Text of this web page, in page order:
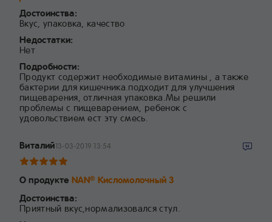
Достоинства:
Вкус, упаковка, качество
Недостатки:
Нет
Подробности:
Продукт содержит необходимые витамины , а также
бактерии для кишечника.подходит для улучшения
пищеварения, отличная упаковка.Мы решили
проблемы с пищеварением, ребенок с
удовольствием ест эту смесь.
Виталий13-03-2019 13:54
О продукте NAN® Кисломолочный 3
Достоинства:
Приятный вкус,нормализовался стул.